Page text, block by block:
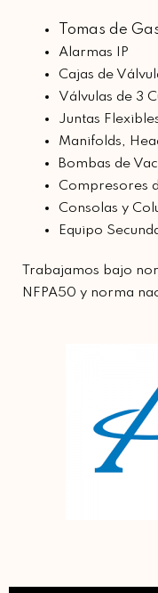
Tomas de
Alarmas IP
Cajas de
Válvulas de 3
Juntas
Manifolds,
Bombas de
Compresores
Consolas y
Equipo
Trabajamos bajo
NFPA50 y norma